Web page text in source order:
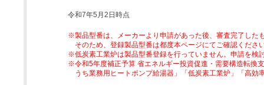
令和7年5月2日時点
※製品型番は、メーカーより申請があった後、審査完了した
そのため、登録製品型番は都度本ページにてご確認くださ
※低炭素工業炉は製品型番登録を行っていません。申請を検
※令和5年度補正予算 省エネルギー投資促進・需要構造転換
うち業務用ヒートポンプ給湯器」「低炭素工業炉」「高